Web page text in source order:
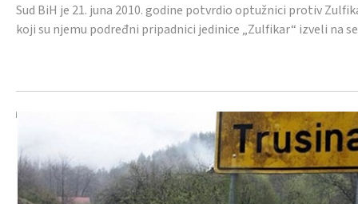
Sud BiH je 21. juna 2010. godine potvrdio optužnici protiv
koji su njemu podređni pripadnici jedinice „Zulfikar“ izveli na